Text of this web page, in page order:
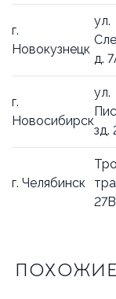
г.
Новокузнецк
ул.
д.
г.
Новосибирск
ул.
зд.
г. Челябинск
27В